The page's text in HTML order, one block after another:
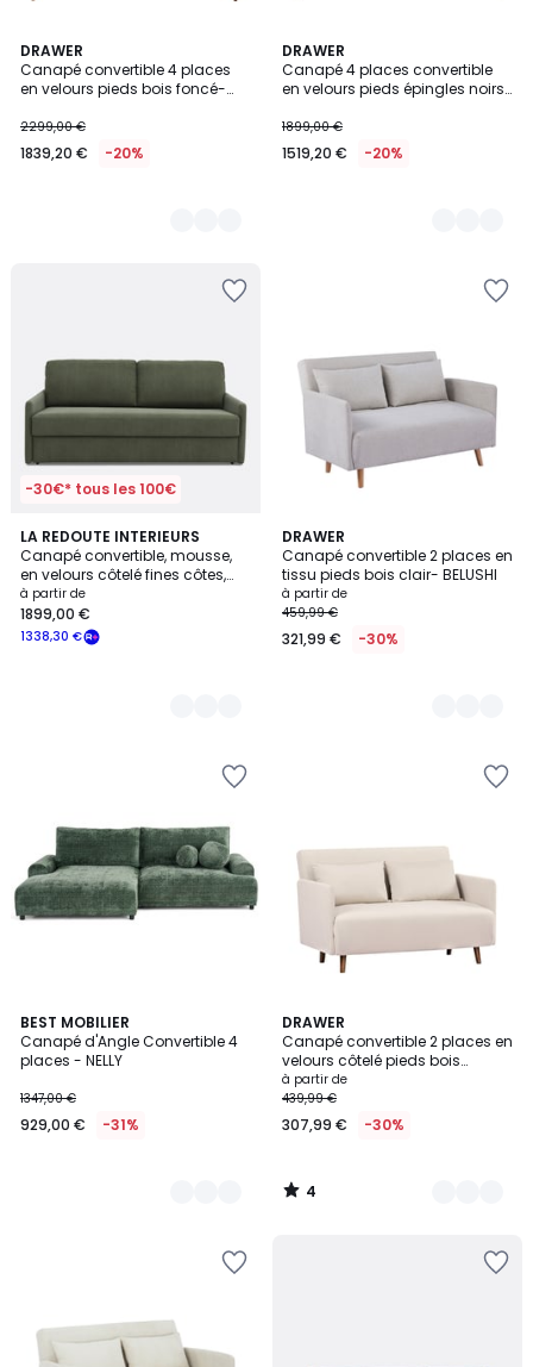
DRAWER
Canapé convertible 4 places
en velours pieds bois foncé-
2299,00 €
1839,20 € -20%
5
Couleurs
DRAWER
Canapé 4 places convertible
en velours pieds épingles noirs-
1899,00 €
1519,20 € -20%
2
Couleurs
-30€* tous les 100€
LA REDOUTE INTERIEURS
Canapé convertible, mousse,
en velours côtelé fines côtes,
MARTA
à partir de
1338,30 €
1899,00 €
5
Couleurs
DRAWER
Canapé convertible 2 places en
tissu pieds bois clair- BELUSHI
à partir de
459,99 €
321,99 € -30%
3
Couleurs
BEST MOBILIER
Canapé d'Angle Convertible 4
places - NELLY
1347,00 €
929,00 € -31%
9
Couleurs
DRAWER
Canapé convertible 2 places en
velours côtelé pieds bois
foncé- BELUSHI
à partir de
439,99 €
307,99 € -30%
4
/
5
3
Couleurs
4
/